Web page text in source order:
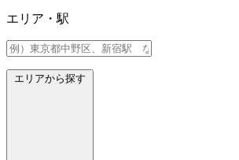
エリア・駅
エリアから探す